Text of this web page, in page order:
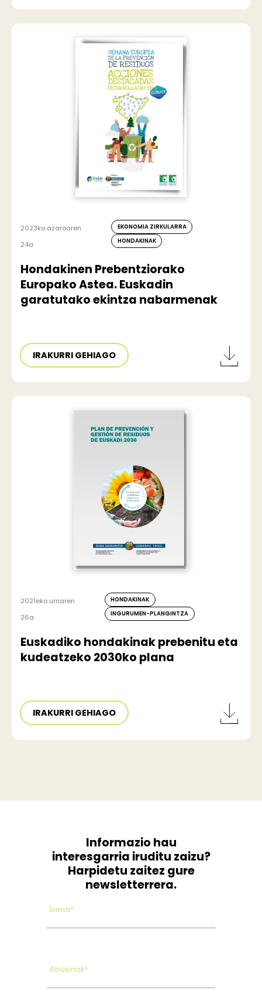
2023ko azaroaren
24a
EKONOMIA ZIRKULARRA
HONDAKINAK
Hondakinen Prebentziorako
Europako Astea. Euskadin
garatutako ekintza nabarmenak
IRAKURRI GEHIAGO
2021eko urriaren
26a
HONDAKINAK
INGURUMEN-PLANGINTZA
Euskadiko hondakinak prebenitu eta
kudeatzeko 2030ko plana
IRAKURRI GEHIAGO
Informazio hau
interesgarria iruditu zaizu?
Harpidetu zaitez gure
newsletterrera.
Izena*
Abizenak*